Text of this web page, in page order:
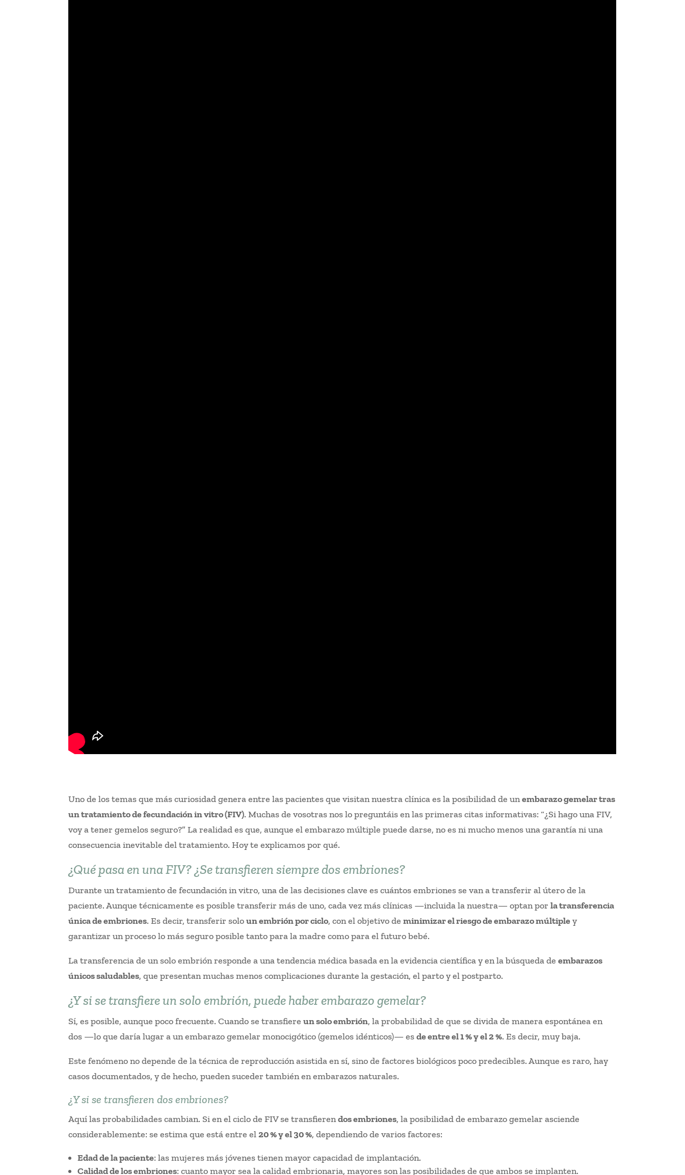
Uno de los temas que más curiosidad genera entre las pacientes que visitan nuestra clínica es la posibilidad de unembarazo gemelar tras
un tratamiento de fecundación in vitro (FIV). Muchas de vosotras nos lo preguntáis en las primeras citas informativas: “¿Si hago una FIV,
voy a tener gemelos seguro?” La realidad es que, aunque el embarazo múltiple puede darse, no es ni mucho menos una garantía ni una
consecuencia inevitable del tratamiento. Hoy te explicamos por qué.
¿Qué pasa en una FIV? ¿Se transfieren siempre dos embriones?
Durante un tratamiento de fecundación in vitro, una de las decisiones clave es cuántos embriones se van a transferir al útero de la
paciente. Aunque técnicamente es posible transferir más de uno, cada vez más clínicas —incluida la nuestra— optan porla transferencia
única de embriones. Es decir, transferir soloun embrión por ciclo, con el objetivo deminimizar el riesgo de embarazo múltipley
garantizar un proceso lo más seguro posible tanto para la madre como para el futuro bebé.
La transferencia de un solo embrión responde a una tendencia médica basada en la evidencia científica y en la búsqueda deembarazos
únicos saludables, que presentan muchas menos complicaciones durante la gestación, el parto y el postparto.
¿Y si se transfiere un solo embrión, puede haber embarazo gemelar?
Sí, es posible, aunque poco frecuente. Cuando se transfiereun solo embrión, la probabilidad de que se divida de manera espontánea en
dos —lo que daría lugar a un embarazo gemelar monocigótico (gemelos idénticos)— esde entre el 1 % y el 2 %. Es decir, muy baja.
Este fenómeno no depende de la técnica de reproducción asistida en sí, sino de factores biológicos poco predecibles. Aunque es raro, hay
casos documentados, y de hecho, pueden suceder también en embarazos naturales.
¿Y si se transfieren dos embriones?
Aquí las probabilidades cambian. Si en el ciclo de FIV se transfierendos embriones, la posibilidad de embarazo gemelar asciende
considerablemente: se estima que está entre el20 % y el 30 %, dependiendo de varios factores:
Edad de la paciente: las mujeres más jóvenes tienen mayor capacidad de implantación.
Calidad de los embriones: cuanto mayor sea la calidad embrionaria, mayores son las posibilidades de que ambos se implanten.